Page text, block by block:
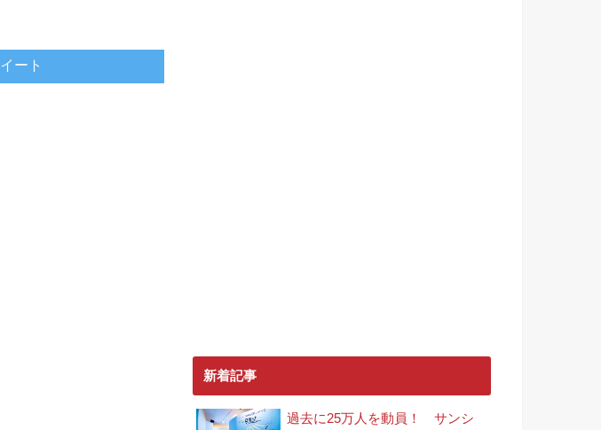
ート
新着記事
過去に25万人を動員！ サンシ